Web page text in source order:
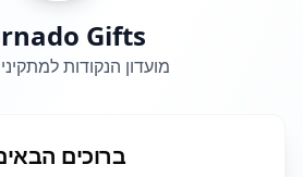
Gifts
מועדון הנקודות
ברוכים